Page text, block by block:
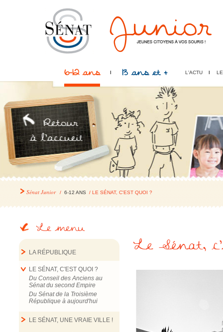
6-12 ans 13 ans et + L'ACTU
Sénat Junior / 6-12 ANS / LE SÉNAT, C'EST QUOI ?
Le menu
LA RÉPUBLIQUE
LE SÉNAT, C'EST QUOI ?
Du Conseil des Anciens au
Sénat du second Empire
Du Sénat de la Troisième
République à aujourd'hui
LE SÉNAT, UNE VRAIE VILLE !
Le Sénat,